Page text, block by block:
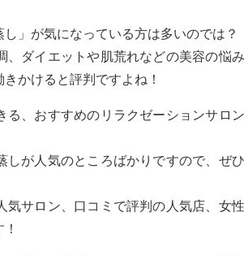
」が気になっている方は多いのでは？
ダイエットや肌荒れなどの美容の悩み
かけると評判ですよね！
、おすすめのリラクゼーションサロ
しが人気のところばかりですので、ぜ
気サロン、口コミで評判の人気店、女